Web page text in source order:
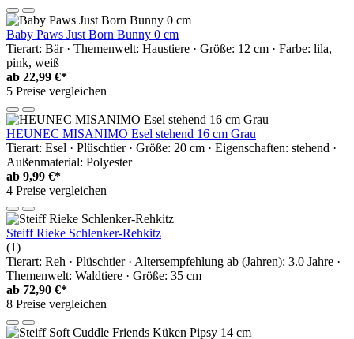
Baby Paws Just Born Bunny 0 cm
Tierart: Bär · Themenwelt: Haustiere · Größe: 12 cm · Farbe: lila,
pink, weiß
ab 22,99 €*
5 Preise vergleichen
HEUNEC MISANIMO Esel stehend 16 cm Grau
Tierart: Esel · Plüschtier · Größe: 20 cm · Eigenschaften: stehend ·
Außenmaterial: Polyester
ab 9,99 €*
4 Preise vergleichen
Steiff Rieke Schlenker-Rehkitz
(1)
Tierart: Reh · Plüschtier · Altersempfehlung ab (Jahren): 3.0 Jahre ·
Themenwelt: Waldtiere · Größe: 35 cm
ab 72,90 €*
8 Preise vergleichen